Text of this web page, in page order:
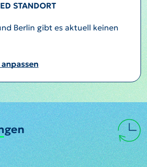
STANDORT
Berlin gibt es aktuell keinen